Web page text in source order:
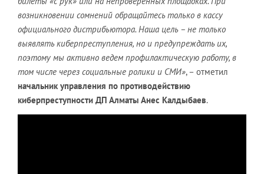
возникновении сомнений обращайтесь только в кассу
официального дистрибьютора. Наша цель – не только
выявлять киберпреступления, но и предупреждать их,
поэтому мы активно ведем профилактическую работу, в
том числе через социальные ролики и СМИ», – отметил
начальник управления по противодействию
киберпреступности ДП Алматы Анес Калдыбаев.